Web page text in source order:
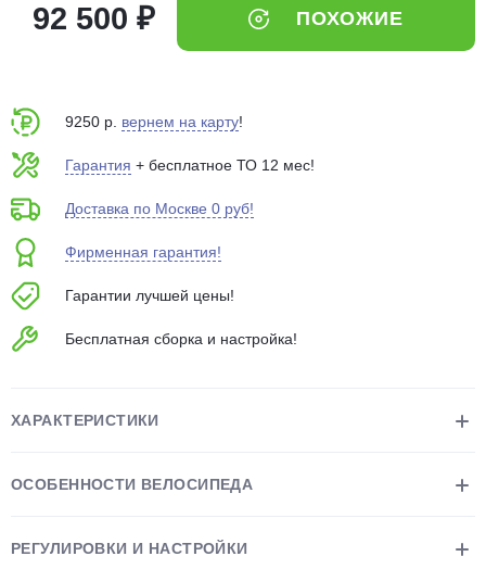
92 500 ₽ ПОХОЖИЕ
9250 р. вернем на карту!
Гарантия + бесплатное ТО 12 мес!
Доставка по Москве 0 руб!
Фирменная гарантия!
Гарантии лучшей цены!
Бесплатная сборка и настройка!
ХАРАКТЕРИСТИКИ
ОСОБЕННОСТИ ВЕЛОСИПЕДА
РЕГУЛИРОВКИ И НАСТРОЙКИ
75% будут
Подробнее
Остались вопросы?